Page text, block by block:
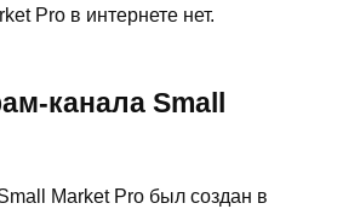
Pro в интернете нет.
канала Small
Market Pro был создан в